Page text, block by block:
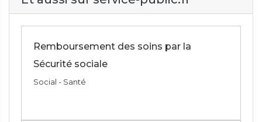
Remboursement des soins par la
Sécurité sociale
Social - Santé